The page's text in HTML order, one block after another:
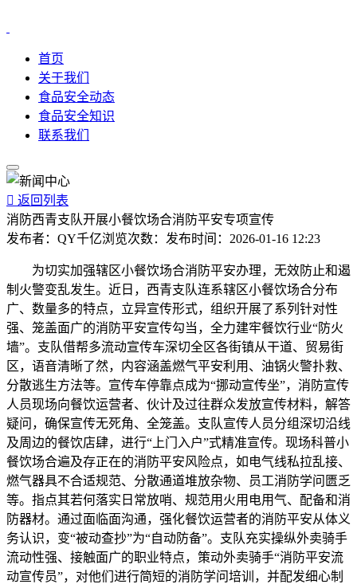
首页
关于我们
食品安全动态
食品安全知识
联系我们
 返回列表
消防西青支队开展小餐饮场合消防平安专项宣传
发布者： QY千亿浏览次数： 发布时间： 2026-01-16 12:23
为切实加强辖区小餐饮场合消防平安办理，无效防止和遏
制火警变乱发生。近日，西青支队连系辖区小餐饮场合分布
广、数量多的特点，立异宣传形式，组织开展了系列针对性
强、笼盖面广的消防平安宣传勾当，全力建牢餐饮行业“防火
墙”。支队借帮多流动宣传车深切全区各街镇从干道、贸易街
区，语音清晰了然，内容涵盖燃气平安利用、油锅火警扑救、
分散逃生方法等。宣传车停靠点成为“挪动宣传坐”，消防宣传
人员现场向餐饮运营者、伙计及过往群众发放宣传材料，解答
疑问，确保宣传无死角、全笼盖。支队宣传人员分组深切沿线
及周边的餐饮店肆，进行“上门入户”式精准宣传。现场科普小
餐饮场合遍及存正在的消防平安风险点，如电气线私拉乱接、
燃气器具不合适规范、分散通道堆放杂物、员工消防学问匮乏
等。指点其若何落实日常放哨、规范用火用电用气、配备和消
防器材。通过面临面沟通，强化餐饮运营者的消防平安从体义
务认识，变“被动查抄”为“自动防备”。支队充实操纵外卖骑手
流动性强、接触面广的职业特点，策动外卖骑手“消防平安流
动宣传员”，对他们进行简短的消防学问培训，并配发细心制